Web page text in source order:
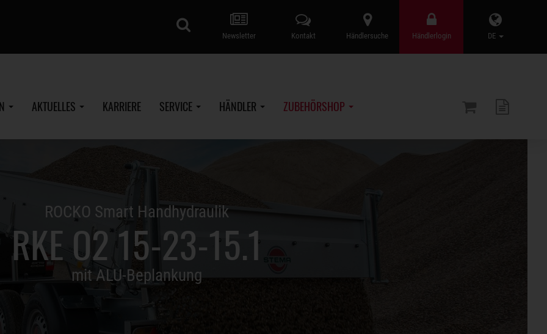
DE
Händlerlogin
Händlersuche
Kontakt
Newsletter
AKTUELLES KARRIERE SERVICE HÄNDLER ZUBEHÖRSHOP
ROCKO Smart Handhydraulik
RKE O2 15-23-15.1
mit ALU-Beplankung